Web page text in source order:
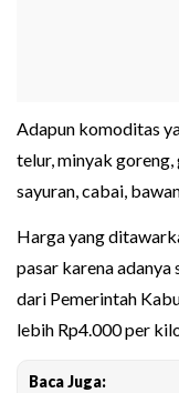
Adapun komoditas
telur, minyak goreng,
sayuran, cabai,
Harga yang
pasar karena
dari Pemerintah
lebih Rp4.000 per
Baca Juga: